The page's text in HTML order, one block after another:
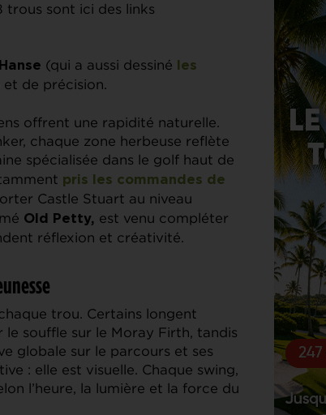
trous sont ici des links
(qui a aussi dessiné
les
et de précision.
offrent une rapidité naturelle.
chaque zone herbeuse reflète
spécialisée dans le golf haut de
pris les commandes de
Castle Stuart au niveau
Old Petty, est venu compléter
réflexion et créativité.
trou. Certains longent
souffle sur le Moray Firth, tandis
globale sur le parcours et ses
: elle est visuelle. Chaque swing,
l’heure, la lumière et la force du